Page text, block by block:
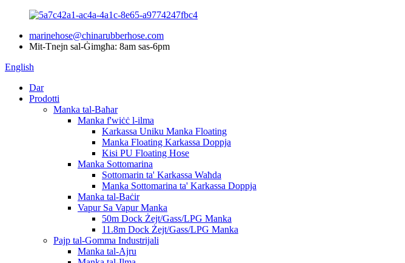
marinehose@chinarubberhose.com
Mit-Tnejn sal-Ġimgħa: 8am sas-6pm
English
Dar
Prodotti
Manka tal-Baħar
Manka f'wiċċ l-ilma
Karkassa Uniku Manka Floating
Manka Floating Karkassa Doppja
Kisi PU Floating Hose
Manka Sottomarina
Sottomarin ta' Karkassa Waħda
Manka Sottomarina ta' Karkassa Doppja
Manka tal-Baċir
Vapur Sa Vapur Manka
50m Dock Żejt/Gass/LPG Manka
11.8m Dock Żejt/Gass/LPG Manka
Pajp tal-Gomma Industrijali
Manka tal-Ajru